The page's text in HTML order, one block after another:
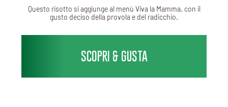
Questo risotto si aggiunge al menù Viva la Mamma, con il
gusto deciso della provola e del radicchio.
SCOPRI & GUSTA